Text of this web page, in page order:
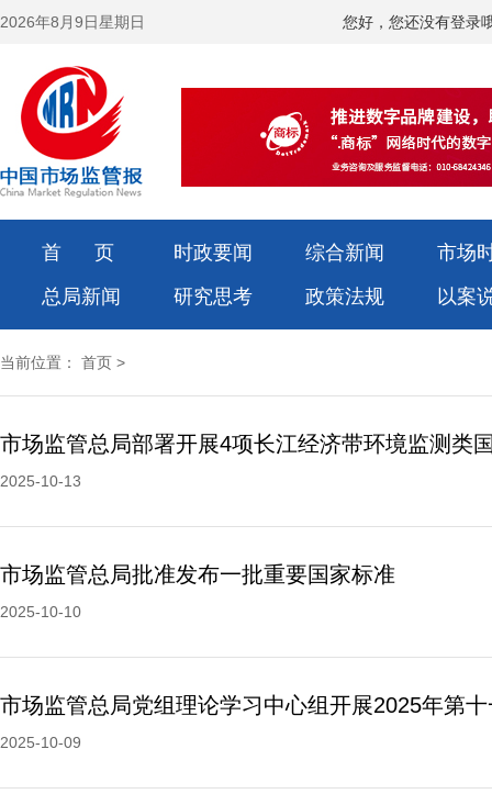
2026年8月9日星期日 您好，您还没有登录
首 页 时政要闻 综合新闻
市场
总局新闻
研究思考 政策法规 以案
当前位置： 首页 >
2025-10-13
市场监管总局批准发布一批重要国家标准
2025-10-10
2025-10-09